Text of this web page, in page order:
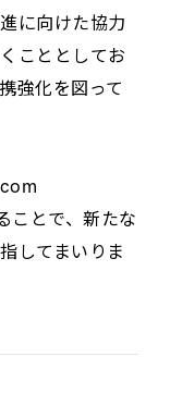
に向けた協力
こととしてお
強化を図って
とで、新たな
してまいりま